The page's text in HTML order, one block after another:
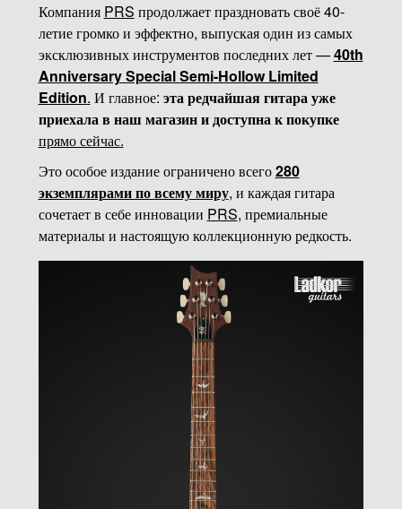
Компания PRS продолжает праздновать своё 40-
летие громко и эффектно, выпуская один из самых
эксклюзивных инструментов последних лет —40th
Anniversary Special Semi-Hollow Limited
Edition. И главное: эта редчайшая гитара уже
приехала в наш магазин и доступна к покупке
прямо сейчас.
Это особое издание ограничено всего280
экземплярами по всему миру, и каждая гитара
сочетает в себе инновации PRS, премиальные
материалы и настоящую коллекционную редкость.